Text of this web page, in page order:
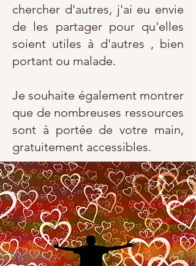
chercher d'autres, j'ai eu envie
de les partager pour qu'elles
soient utiles à d'autres , bien
portant ou malade.
Je souhaite également montrer
que de nombreuses ressources
sont à portée de votre main,
gratuitement accessibles.